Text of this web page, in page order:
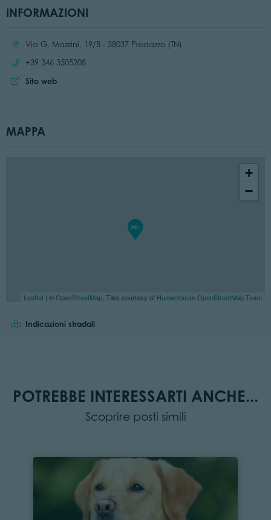
INFORMAZIONI
Località:Via G. Mazzini, 19/B - 38037 Predazzo (TN)
Chiama:
+39 346 3505208
Sito web:
Sito web
MAPPA
+
−
Leaflet | ©OpenStreetMap , Tiles courtesy of Humanitarian OpenStreetMap Team
Indicazioni stradali
POTREBBE INTERESSARTI ANCHE...
Scoprire posti simili